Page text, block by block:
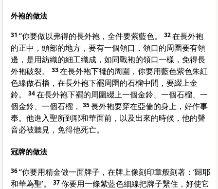
外袍的做法
31 “你要做以弗得的長外袍，全件要紫藍色。 32在長外袍
的正中，頭部的地方，要有一個領口，領口的周圍要有領
邊，是用紡織的細工織成，如同戰袍的領口一樣，免得長
外袍破裂。
33在長外袍下襬的周圍，你要用藍色紫色朱紅
色線做石榴，在長外袍下襬周圍的石榴中間，要綴上金
鈴。
34在長外袍下襬的周圍綴上一個金鈴、一個石榴、一
個金鈴、一個石榴，
35長外袍要穿在亞倫的身上，好作事
奉。他進入聖所到耶和華面前，以及出來的時候，他的聲
音必被聽見，免得他死亡。
冠牌的做法
36“你要用精金做一面牌子，在牌上像刻印章般刻著：‘歸耶
和華為聖’。
37你要用一條紫藍色細線把牌子繫住，好使它